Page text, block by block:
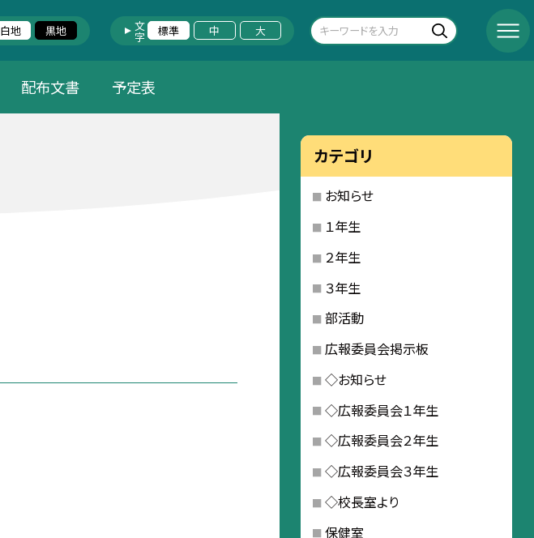
白地 黒地 文字 標準 中 大
配布文書 予定表
カテゴリ
お知らせ
１年生
２年生
３年生
部活動
広報委員会掲示板
◇お知らせ
◇広報委員会１年生
◇広報委員会２年生
◇広報委員会３年生
◇校長室より
保健室